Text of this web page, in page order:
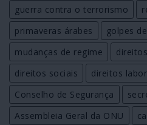
guerra contra o terrorismo
primaveras árabes
golpes
mudanças de regime
direitos sociais
direitos
Conselho de Segurança
Assembleia Geral da ONU